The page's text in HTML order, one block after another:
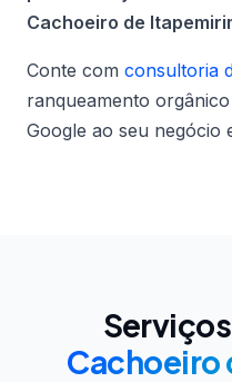
Cachoeiro de
Conte com consultoria
ranqueamento
Google ao seu negócio
Cachoeiro